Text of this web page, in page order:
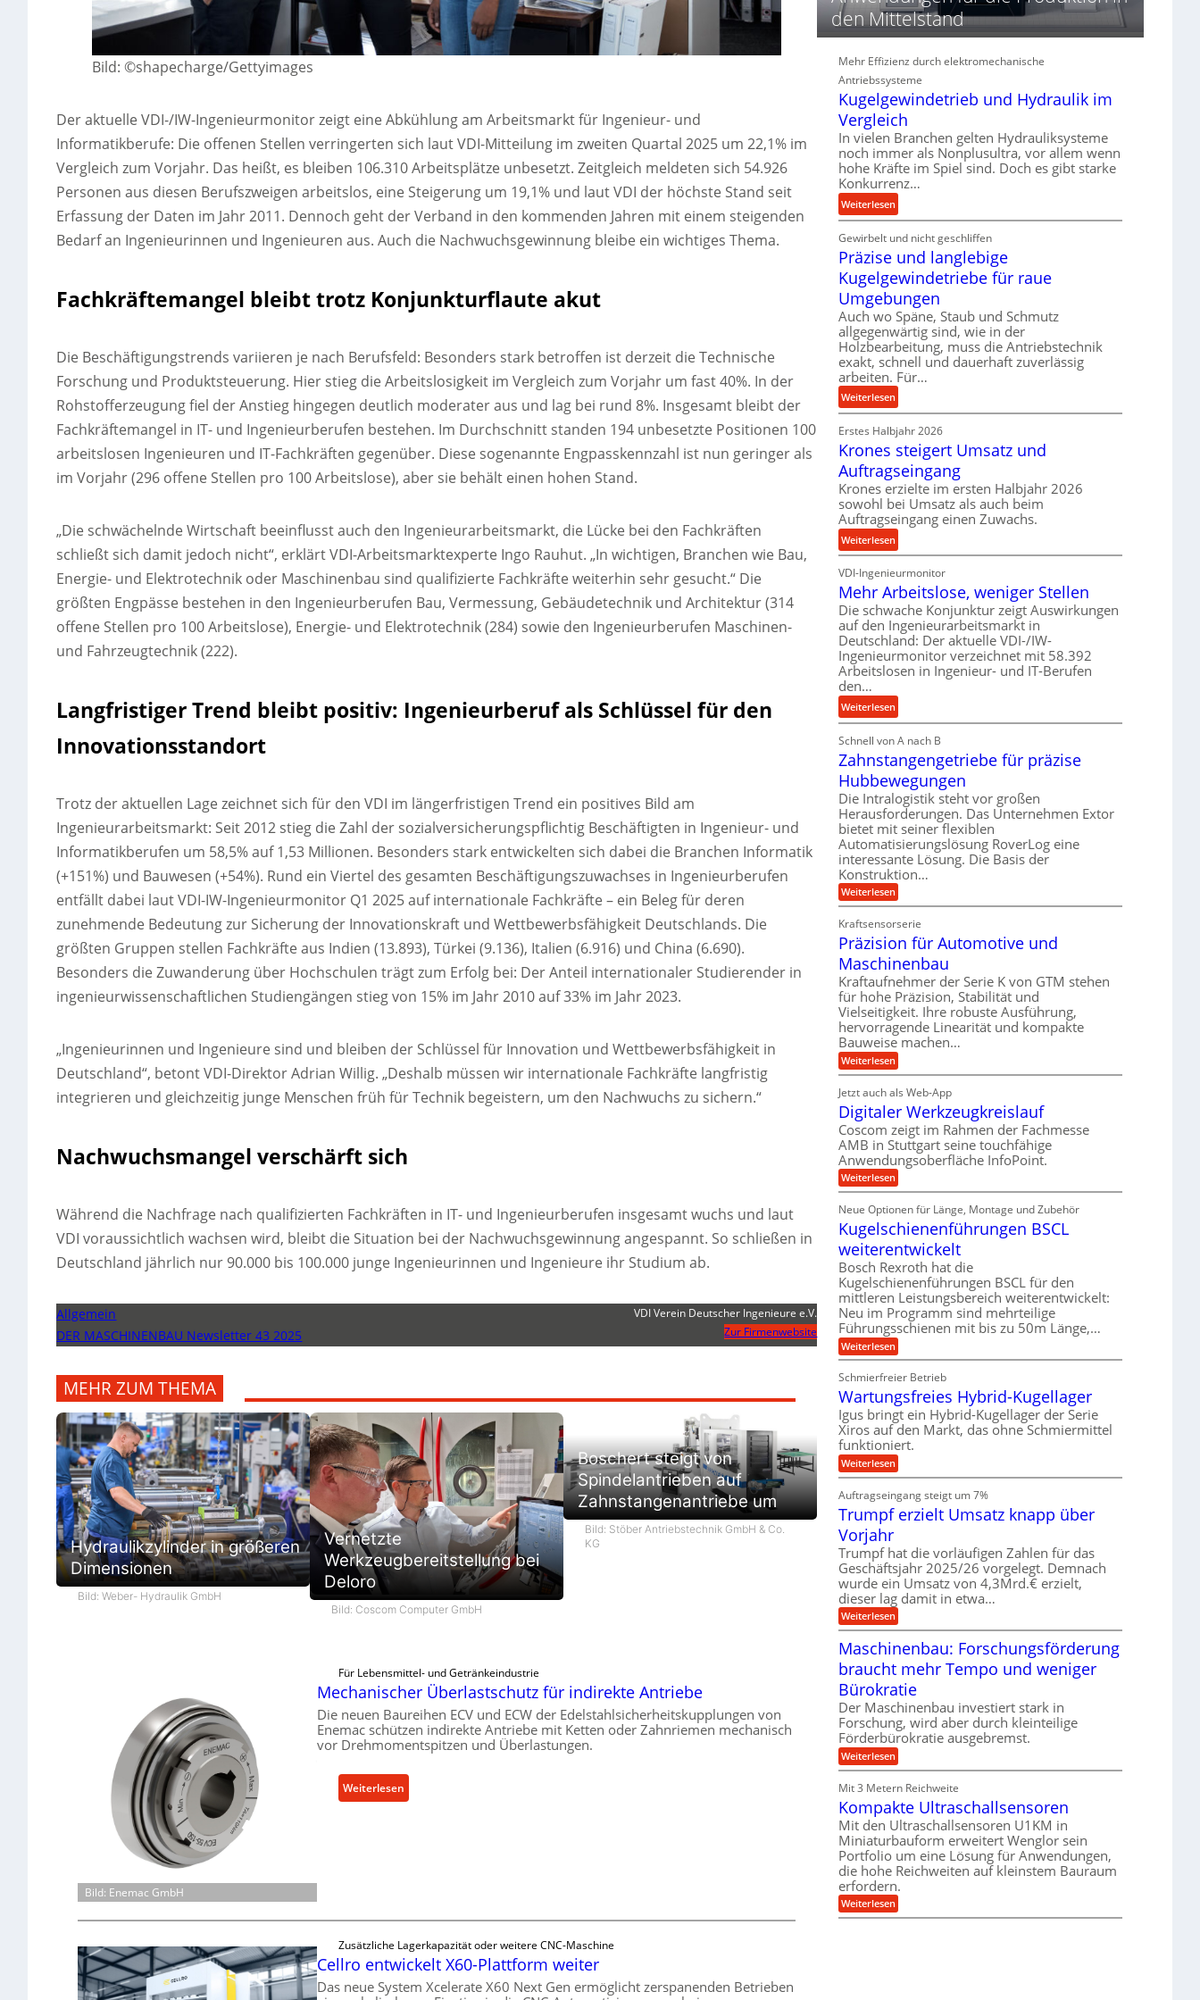
Bild: ©shapecharge/Gettyimages
Der aktuelle VDI-/IW-Ingenieurmonitor zeigt eine Abkühlung am Arbeitsmarkt für Ingenieur- und
Informatikberufe: Die offenen Stellen verringerten sich laut VDI-Mitteilung im zweiten Quartal 2025 um 22,1% im
Vergleich zum Vorjahr. Das heißt, es bleiben 106.310 Arbeitsplätze unbesetzt. Zeitgleich meldeten sich 54.926
Personen aus diesen Berufszweigen arbeitslos, eine Steigerung um 19,1% und laut VDI der höchste Stand seit
Erfassung der Daten im Jahr 2011. Dennoch geht der Verband in den kommenden Jahren mit einem steigenden
Bedarf an Ingenieurinnen und Ingenieuren aus. Auch die Nachwuchsgewinnung bleibe ein wichtiges Thema.
Fachkräftemangel bleibt trotz Konjunkturflaute akut
Die Beschäftigungstrends variieren je nach Berufsfeld: Besonders stark betroffen ist derzeit die Technische
Forschung und Produktsteuerung. Hier stieg die Arbeitslosigkeit im Vergleich zum Vorjahr um fast 40%. In der
Rohstofferzeugung fiel der Anstieg hingegen deutlich moderater aus und lag bei rund 8%. Insgesamt bleibt der
Fachkräftemangel in IT- und Ingenieurberufen bestehen. Im Durchschnitt standen 194 unbesetzte Positionen 100
arbeitslosen Ingenieuren und IT-Fachkräften gegenüber. Diese sogenannte Engpasskennzahl ist nun geringer als
im Vorjahr (296 offene Stellen pro 100 Arbeitslose), aber sie behält einen hohen Stand.
„Die schwächelnde Wirtschaft beeinflusst auch den Ingenieurarbeitsmarkt, die Lücke bei den Fachkräften
schließt sich damit jedoch nicht“, erklärt VDI-Arbeitsmarktexperte Ingo Rauhut. „In wichtigen, Branchen wie Bau,
Energie- und Elektrotechnik oder Maschinenbau sind qualifizierte Fachkräfte weiterhin sehr gesucht.“ Die
größten Engpässe bestehen in den Ingenieurberufen Bau, Vermessung, Gebäudetechnik und Architektur (314
offene Stellen pro 100 Arbeitslose), Energie- und Elektrotechnik (284) sowie den Ingenieurberufen Maschinen-
und Fahrzeugtechnik (222).
Langfristiger Trend bleibt positiv: Ingenieurberuf als Schlüssel für den
Innovationsstandort
Trotz der aktuellen Lage zeichnet sich für den VDI im längerfristigen Trend ein positives Bild am
Ingenieurarbeitsmarkt: Seit 2012 stieg die Zahl der sozialversicherungspflichtig Beschäftigten in Ingenieur- und
Informatikberufen um 58,5% auf 1,53 Millionen. Besonders stark entwickelten sich dabei die Branchen Informatik
(+151%) und Bauwesen (+54%). Rund ein Viertel des gesamten Beschäftigungszuwachses in Ingenieurberufen
entfällt dabei laut VDI-IW-Ingenieurmonitor Q1 2025 auf internationale Fachkräfte – ein Beleg für deren
zunehmende Bedeutung zur Sicherung der Innovationskraft und Wettbewerbsfähigkeit Deutschlands. Die
größten Gruppen stellen Fachkräfte aus Indien (13.893), Türkei (9.136), Italien (6.916) und China (6.690).
Besonders die Zuwanderung über Hochschulen trägt zum Erfolg bei: Der Anteil internationaler Studierender in
ingenieurwissenschaftlichen Studiengängen stieg von 15% im Jahr 2010 auf 33% im Jahr 2023.
„Ingenieurinnen und Ingenieure sind und bleiben der Schlüssel für Innovation und Wettbewerbsfähigkeit in
Deutschland“, betont VDI-Direktor Adrian Willig. „Deshalb müssen wir internationale Fachkräfte langfristig
integrieren und gleichzeitig junge Menschen früh für Technik begeistern, um den Nachwuchs zu sichern.“
Nachwuchsmangel verschärft sich
Während die Nachfrage nach qualifizierten Fachkräften in IT- und Ingenieurberufen insgesamt wuchs und laut
VDI voraussichtlich wachsen wird, bleibt die Situation bei der Nachwuchsgewinnung angespannt. So schließen in
Deutschland jährlich nur 90.000 bis 100.000 junge Ingenieurinnen und Ingenieure ihr Studium ab.
Allgemein
DER MASCHINENBAU Newsletter 43 2025
VDI Verein Deutscher Ingenieure e.V.
Zur Firmenwebsite
MEHR ZUM THEMA
Hydraulikzylinder in größeren
Dimensionen
Bild: Weber- Hydraulik GmbH
Vernetzte
Werkzeugbereitstellung bei
Deloro
Bild: Coscom Computer GmbH
Boschert steigt von
Spindelantrieben auf
Zahnstangenantriebe um
Bild: Stöber Antriebstechnik GmbH & Co.
KG
Bild: Enemac GmbH
Für Lebensmittel- und Getränkeindustrie
Mechanischer Überlastschutz für indirekte Antriebe
Die neuen Baureihen ECV und ECW der Edelstahlsicherheitskupplungen von
Enemac schützen indirekte Antriebe mit Ketten oder Zahnriemen mechanisch
vor Drehmomentspitzen und Überlastungen.
Weiterlesen
M
i
c
h
e
Zusätzliche Lagerkapazität oder weitere CNC-Maschine
Cellro entwickelt X60-Plattform weiter
Das neue System Xcelerate X60 Next Gen ermöglicht zerspanenden Betrieben
d
i
e
P
f
o
r
m
a
n
c
e
b
e
i
D
ü
k
p
r
o
z
s
s
den Mittelstand
Mehr Effizienz durch elektromechanische
Antriebssysteme
Kugelgewindetrieb und Hydraulik im
Vergleich
In vielen Branchen gelten Hydrauliksysteme
noch immer als Nonplusultra, vor allem wenn
hohe Kräfte im Spiel sind. Doch es gibt starke
Konkurrenz…
Weiterlesen:
K
u
g
l
g
e
w
i
n
d
e
r
i
e
b
u
n
d
H
y
d
r
a
u
l
i
k
i
V
e
r
g
l
e
i
c
h
Gewirbelt und nicht geschliffen
Präzise und langlebige
Kugelgewindetriebe für raue
Umgebungen
Auch wo Späne, Staub und Schmutz
allgegenwärtig sind, wie in der
Holzbearbeitung, muss die Antriebstechnik
exakt, schnell und dauerhaft zuverlässig
arbeiten. Für…
Weiterlesen:
P
r
ä
i
s
e
u
n
a
n
g
l
e
i
g
e
u
g
e
l
g
e
w
i
n
d
e
r
i
e
b
e
f
ü
r
r
a
u
e
U
m
g
e
b
n
g
e
n
Erstes Halbjahr 2026
Krones steigert Umsatz und
Auftragseingang
Krones erzielte im ersten Halbjahr 2026
sowohl bei Umsatz als auch beim
Auftragseingang einen Zuwachs.
Weiterlesen:
K
r
o
n
e
s
s
t
i
g
e
r
t
m
s
a
t
z
u
n
d
A
u
f
t
r
a
g
s
i
n
g
a
n
g
VDI-Ingenieurmonitor
Mehr Arbeitslose, weniger Stellen
Die schwache Konjunktur zeigt Auswirkungen
auf den Ingenieurarbeitsmarkt in
Deutschland: Der aktuelle VDI-/IW-
Ingenieurmonitor verzeichnet mit 58.392
Arbeitslosen in Ingenieur- und IT-Berufen
den…
Weiterlesen:
M
e
h
A
r
b
e
i
t
s
l
o
s
e
,
w
e
n
i
g
e
r
S
t
e
l
l
n
Schnell von A nach B
Zahnstangengetriebe für präzise
Hubbewegungen
Die Intralogistik steht vor großen
Herausforderungen. Das Unternehmen Extor
bietet mit seiner flexiblen
Automatisierungslösung RoverLog eine
interessante Lösung. Die Basis der
Konstruktion…
Weiterlesen:
Z
h
n
s
t
a
n
g
e
n
g
e
t
r
i
b
e
f
ü
r
p
r
z
i
e
H
u
b
b
e
w
e
g
n
g
e
n
Kraftsensorserie
Präzision für Automotive und
Maschinenbau
Kraftaufnehmer der Serie K von GTM stehen
für hohe Präzision, Stabilität und
Vielseitigkeit. Ihre robuste Ausführung,
hervorragende Linearität und kompakte
Bauweise machen…
Weiterlesen:
P
ä
z
i
s
i
o
n
f
ü
r
A
u
t
o
m
o
i
v
e
u
n
d
M
a
s
c
h
i
n
e
b
u
Jetzt auch als Web-App
Digitaler Werkzeugkreislauf
Coscom zeigt im Rahmen der Fachmesse
AMB in Stuttgart seine touchfähige
Anwendungsoberfläche InfoPoint.
Weiterlesen:
D
g
i
t
a
l
e
r
W
e
r
k
z
e
u
k
r
e
s
l
a
f
Neue Optionen für Länge, Montage und Zubehör
Kugelschienenführungen BSCL
weiterentwickelt
Bosch Rexroth hat die
Kugelschienenführungen BSCL für den
mittleren Leistungsbereich weiterentwickelt:
Neu im Programm sind mehrteilige
Führungsschienen mit bis zu 50m Länge,…
Weiterlesen:
K
g
e
l
s
c
h
i
e
n
e
r
u
n
g
e
n
B
S
C
L
w
e
i
t
e
r
e
n
w
i
c
k
e
l
t
Schmierfreier Betrieb
Wartungsfreies Hybrid-Kugellager
Igus bringt ein Hybrid-Kugellager der Serie
Xiros auf den Markt, das ohne Schmiermittel
funktioniert.
Weiterlesen:
W
r
u
g
s
f
r
e
i
e
H
b
r
i
d
-
K
u
g
e
l
a
g
e
r
Auftragseingang steigt um 7%
Trumpf erzielt Umsatz knapp über
Vorjahr
Trumpf hat die vorläufigen Zahlen für das
Geschäftsjahr 2025/26 vorgelegt. Demnach
wurde ein Umsatz von 4,3Mrd.€ erzielt,
dieser lag damit in etwa…
Weiterlesen:
T
u
m
p
f
e
r
z
i
e
l
U
m
s
a
t
z
k
n
a
p
p
Maschinenbau: Forschungsförderung
braucht mehr Tempo und weniger
Bürokratie
Der Maschinenbau investiert stark in
Forschung, wird aber durch kleinteilige
Förderbürokratie ausgebremst.
Weiterlesen:
M
s
c
h
i
n
e
n
b
a
u
:
Mit 3 Metern Reichweite
Kompakte Ultraschallsensoren
Mit den Ultraschallsensoren U1KM in
Miniaturbauform erweitert Wenglor sein
Portfolio um eine Lösung für Anwendungen,
die hohe Reichweiten auf kleinstem Bauraum
erfordern.
Weiterlesen:
K